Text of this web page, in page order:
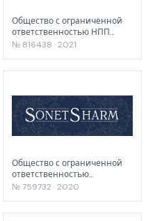
Общество с ограниченной
ответственностью НПП
"ХИМПРОДУКТ
№ 816438 · 2021
Общество с ограниченной
ответственностью
«ЭЛИЗИУМ»
№ 759732 · 2020